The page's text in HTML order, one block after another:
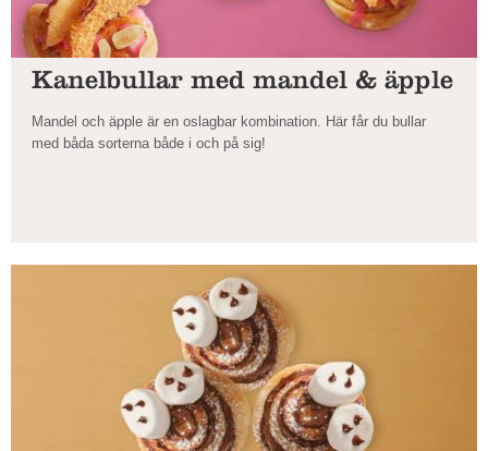
Kanelbullar med mandel & äpple
Mandel och äpple är en oslagbar kombination. Här får du bullar
med båda sorterna både i och på sig!